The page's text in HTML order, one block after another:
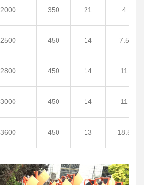
2000 350 21 4
2500 450 14 7.5
2800 450 14 11
3000 450 14 11
3600 450 13 18.5